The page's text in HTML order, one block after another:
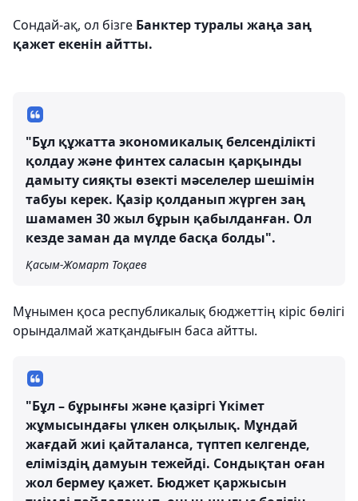
Сондай-ақ, ол бізге Банктер туралы жаңа заң
қажет екенін айтты.
"Бұл құжатта экономикалық белсенділікті
қолдау және финтех саласын қарқынды
дамыту сияқты өзекті мәселелер шешімін
табуы керек. Қазір қолданып жүрген заң
шамамен 30 жыл бұрын қабылданған. Ол
кезде заман да мүлде басқа болды".
Қасым-Жомарт Тоқаев
Мұнымен қоса республикалық бюджеттің кіріс бөлігі
орындалмай жатқандығын баса айтты.
"Бұл – бұрынғы және қазіргі Үкімет
жұмысындағы үлкен олқылық. Мұндай
жағдай жиі қайталанса, түптеп келгенде,
еліміздің дамуын тежейді. Сондықтан оған
жол бермеу қажет. Бюджет қаржысын